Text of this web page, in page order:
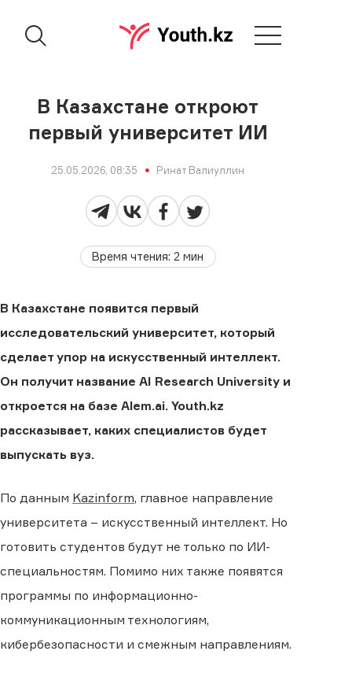
В Казахстане откроют
первый университет ИИ
25.05.2026, 08:35 Ринат Валиуллин
Время чтения:2 мин
В Казахстане появится первый
исследовательский университет, который
сделает упор на искусственный интеллект.
Он получит название AI Research University и
откроется на базе Alem.ai. Youth.kz
рассказывает, каких специалистов будет
выпускать вуз.
По данным Kazinform, главное направление
университета – искусственный интеллект. Но
готовить студентов будут не только по ИИ-
специальностям. Помимо них также появятся
программы по информационно-
коммуникационным технологиям,
кибербезопасности и смежным направлениям.